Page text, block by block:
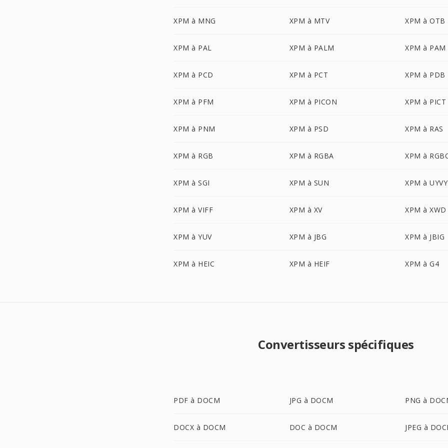
XPM à MNG XPM à MTV XPM à OTB
XPM à PAL XPM à PALM XPM à PAM
XPM à PCD XPM à PCT XPM à PDB
XPM à PFM XPM à PICON XPM à PICT
XPM à PNM XPM à PSD XPM à RAS
XPM à RGB XPM à RGBA XPM à
XPM à SGI XPM à SUN XPM à UYVY
XPM à VIFF XPM à XV XPM à XWD
XPM à YUV XPM à JBG XPM à JBIG
XPM à HEIC XPM à HEIF XPM à G4
Convertisseurs spécifiques
PDF à DOCM JPG à DOCM PNG à
DOCX à DOCM DOC à DOCM JPEG à